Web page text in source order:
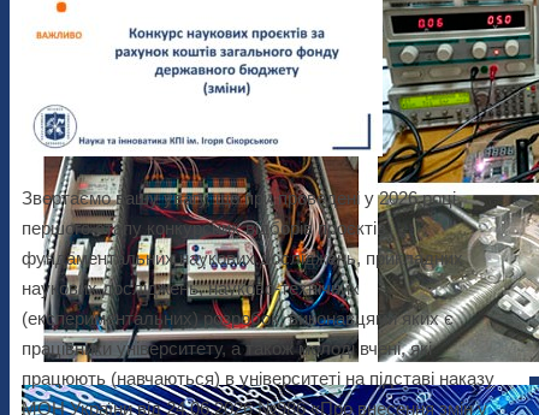
Звертаємо вашу увагу, що при проведені у 2026 році
першого етапу конкурсних відборів проєктів
фундаментальних наукових досліджень, прикладних
наукових досліджень, науково-технічних
(експериментальних) розробок, виконавцями яких є
працівники університету, а також молоді вчені, які
працюють (навчаються) в університеті на підставі наказу
МОН України від 24.06.2026 №986 «Про внесення змін у